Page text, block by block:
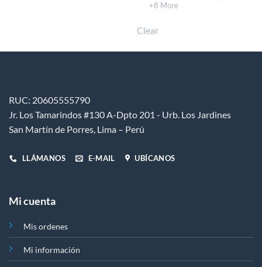
se
página
+8 More
Clear
RUC: 20605555790
Jr. Los Tamarindos #130 A-Dpto 201 - Urb. Los Jardines
San Martín de Porres, Lima – Perú
LLÁMANOS E-MAIL UBÍCANOS
Mi cuenta
Mis ordenes
Mi información